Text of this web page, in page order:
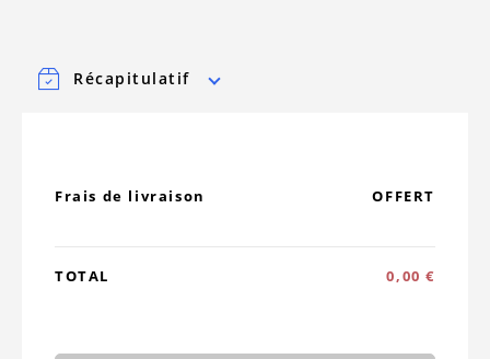
Récapitulatif
Frais de livraison OFFERT
TOTAL 0,00 €